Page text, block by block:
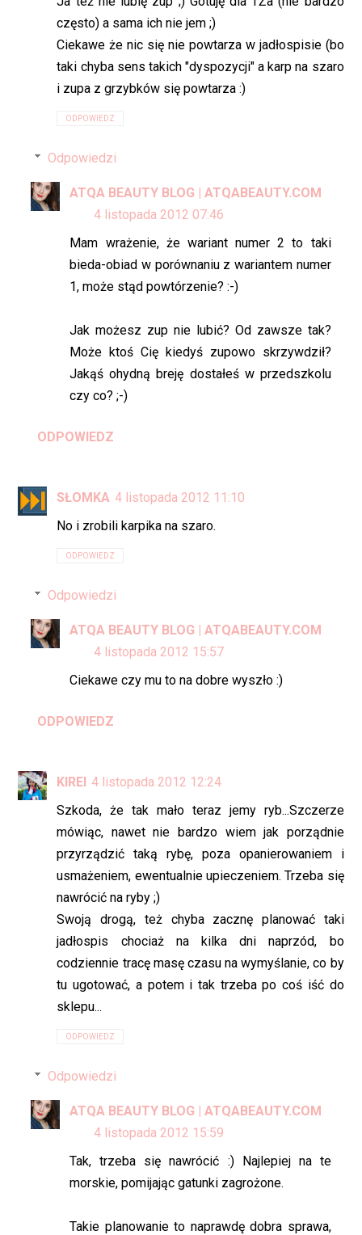
często) a sama ich nie jem ;)
Ciekawe że nic się nie powtarza w jadłospisie (bo
taki chyba sens takich "dyspozycji" a karp na szaro
i zupa z grzybków się powtarza :)
ODPOWIEDZ
Odpowiedzi
ATQA BEAUTY BLOG | ATQABEAUTY.COM
4 listopada 2012 07:46
Mam wrażenie, że wariant numer 2 to taki
bieda-obiad w porównaniu z wariantem numer
1, może stąd powtórzenie? :-)
Jak możesz zup nie lubić? Od zawsze tak?
Może ktoś Cię kiedyś zupowo skrzywdził?
Jakąś ohydną breję dostałeś w przedszkolu
czy co? ;-)
ODPOWIEDZ
SŁOMKA 4 listopada 2012 11:10
No i zrobili karpika na szaro.
ODPOWIEDZ
Odpowiedzi
ATQA BEAUTY BLOG | ATQABEAUTY.COM
4 listopada 2012 15:57
Ciekawe czy mu to na dobre wyszło :)
ODPOWIEDZ
KIREI 4 listopada 2012 12:24
Szkoda, że tak mało teraz jemy ryb...Szczerze
mówiąc, nawet nie bardzo wiem jak porządnie
przyrządzić taką rybę, poza opanierowaniem i
usmażeniem, ewentualnie upieczeniem. Trzeba się
nawrócić na ryby ;)
Swoją drogą, też chyba zacznę planować taki
jadłospis chociaż na kilka dni naprzód, bo
codziennie tracę masę czasu na wymyślanie, co by
tu ugotować, a potem i tak trzeba po coś iść do
sklepu...
ODPOWIEDZ
Odpowiedzi
ATQA BEAUTY BLOG | ATQABEAUTY.COM
4 listopada 2012 15:59
Tak, trzeba się nawrócić :) Najlepiej na te
morskie, pomijając gatunki zagrożone.
Takie planowanie to naprawdę dobra sprawa,